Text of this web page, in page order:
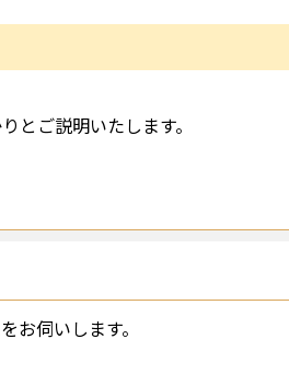
とご説明いたします。
お伺いします。